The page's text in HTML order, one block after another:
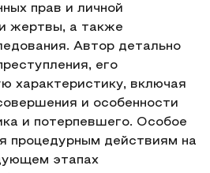
прав и личной
жертвы, а также
Автор детально
его
характеристику, включая
и особенности
и потерпевшего. Особое
процедурным действиям на
этапах